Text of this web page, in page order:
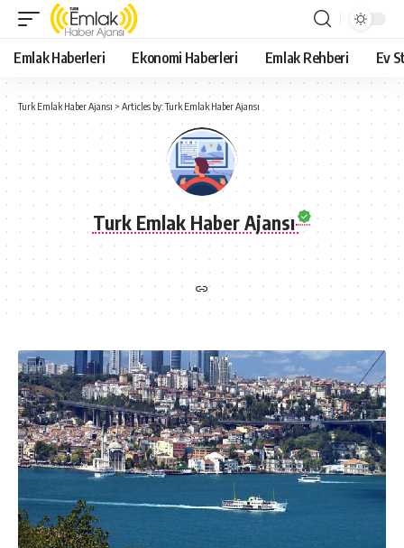
Emlak Haberleri Ekonomi Haberleri Emlak Rehberi Ev
Turk Emlak Haber Ajansı > Articles by: Turk Emlak Haber Ajansı
Turk Emlak Haber Ajansı